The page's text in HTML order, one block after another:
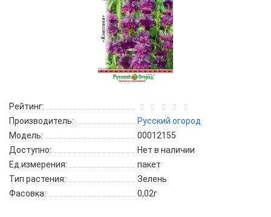
Рейтинг:
Производитель:
Русский огород
Модель:
00012155
Доступно:
Нет в наличии
Ед.измерения:
пакет
Тип растения:
Зелень
Фасовка:
0,02г